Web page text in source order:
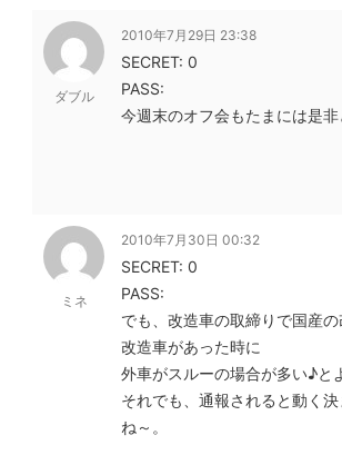
ダブル
2010年7月29日 23:38
SECRET: 0
PASS:
今週末のオフ会もたまには是
ミネ
2010年7月30日 00:32
SECRET: 0
PASS:
でも、改造車の取締りで国産
改造車があった時に
外車がスルーの場合が多い♪と
それでも、通報されると動く
ね～。